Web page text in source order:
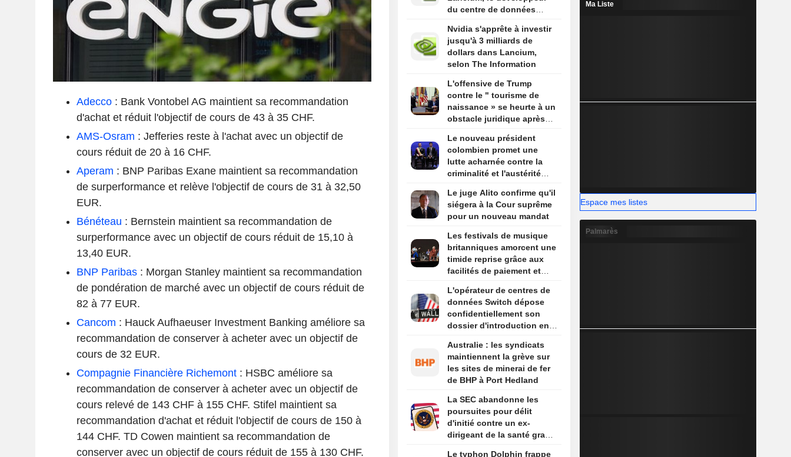
Adecco: Bank Vontobel AG maintient sa recommandation
d'achat et réduit l'objectif de cours de 43 à 35 CHF.
AMS-Osram : Jefferies reste à l'achat avec un objectif de
cours réduit de 20 à 16 CHF.
Aperam : BNP Paribas Exane maintient sa recommandation
de surperformance et relève l'objectif de cours de 31 à 32,50
EUR.
Bénéteau : Bernstein maintient sa recommandation de
surperformance avec un objectif de cours réduit de 15,10 à
13,40 EUR.
BNP Paribas: Morgan Stanley maintient sa recommandation
de pondération de marché avec un objectif de cours réduit de
82 à 77 EUR.
Cancom : Hauck Aufhaeuser Investment Banking améliore sa
recommandation de conserver à acheter avec un objectif de
cours de 32 EUR.
Compagnie Financière Richemont: HSBC améliore sa
recommandation de conserver à acheter avec un objectif de
cours relevé de 143 CHF à 155 CHF. Stifel maintient sa
recommandation d'achat et réduit l'objectif de cours de 150 à
144 CHF. TD Cowen maintient sa recommandation de
conserver avec un objectif de cours réduit de 155 à 130 CHF.
du centre de données
Information
Nvidia s'apprête à investir
jusqu'à 3 milliards de
dollars dans Lancium,
selon The Information
L'offensive de Trump
contre le " tourisme de
naissance » se heurte à un
obstacle juridique après
suprême
Le nouveau président
colombien promet une
lutte acharnée contre la
criminalité et l'austérité
discours d'investiture
Le juge Alito confirme qu'il
siégera à la Cour suprême
pour un nouveau mandat
Les festivals de musique
britanniques amorcent une
timide reprise grâce aux
facilités de paiement et
L'opérateur de centres de
données Switch dépose
confidentiellement son
dossier d'introduction en
selon Bloomberg News
Australie : les syndicats
maintiennent la grève sur
les sites de minerai de fer
de BHP à Port Hedland
La SEC abandonne les
poursuites pour délit
d'initié contre un ex-
dirigeant de la santé gracié
Le typhon Dolphin frappe
Ma Liste
Espace mes listes
Palmarès